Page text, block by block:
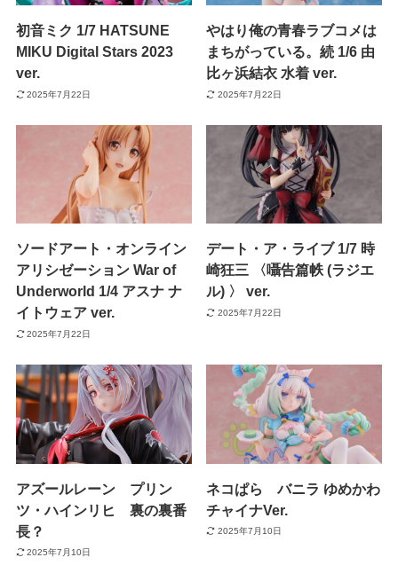
初音ミク 1/7 HATSUNE
MIKU Digital Stars 2023
ver.
2025年7月22日
やはり俺の青春ラブコメは
まちがっている。続 1/6 由
比ヶ浜結衣 水着 ver.
2025年7月22日
ソードアート・オンライン
アリシゼーション War of
Underworld 1/4 アスナ ナ
イトウェア ver.
2025年7月22日
デート・ア・ライブ 1/7 時
崎狂三 〈囁告篇帙 (ラジエ
ル) 〉 ver.
2025年7月22日
アズールレーン プリン
ツ・ハインリヒ 裏の裏番
長？
2025年7月10日
ネコぱら バニラ ゆめかわ
チャイナVer.
2025年7月10日